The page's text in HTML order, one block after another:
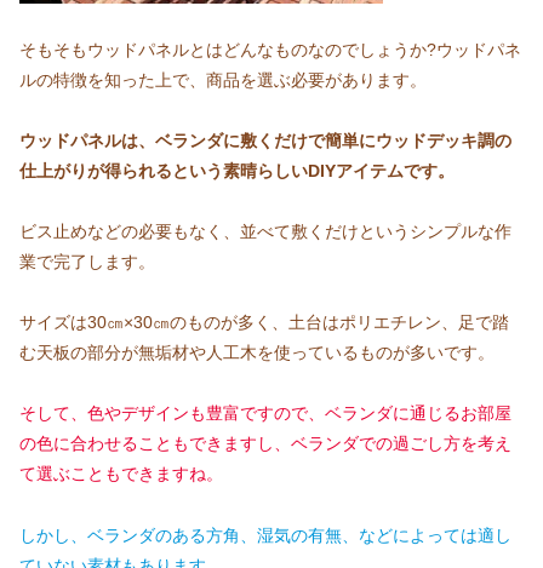
そもそもウッドパネルとはどんなものなのでしょうか?ウッドパネ
ルの特徴を知った上で、商品を選ぶ必要があります。
ウッドパネルは、ベランダに敷くだけで簡単にウッドデッキ調の
仕上がりが得られるという素晴らしいDIYアイテムです。
ビス止めなどの必要もなく、並べて敷くだけというシンプルな作
業で完了します。
サイズは30㎝×30㎝のものが多く、土台はポリエチレン、足で踏
む天板の部分が無垢材や人工木を使っているものが多いです。
そして、色やデザインも豊富ですので、ベランダに通じるお部屋
の色に合わせることもできますし、ベランダでの過ごし方を考え
て選ぶこともできますね。
しかし、ベランダのある方角、湿気の有無、などによっては適し